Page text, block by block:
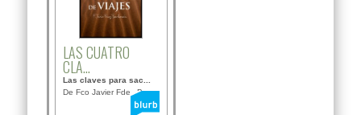
LAS CUATRO
CLA...
Las claves para sac...
De Fco Javier Fdez B...